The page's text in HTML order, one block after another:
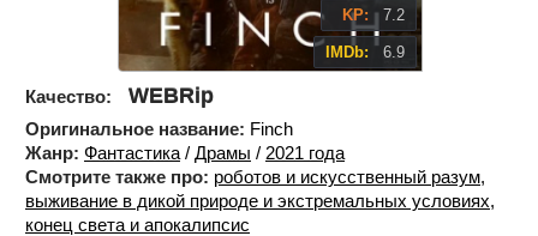
KP: 7.2
IMDb: 6.9
Качество: WEBRip
Оригинальное название: Finch
Жанр: Фантастика / Драмы / 2021 года
Смотрите также про: роботов и искусственный разум,
выживание в дикой природе и экстремальных условиях,
конец света и апокалипсис